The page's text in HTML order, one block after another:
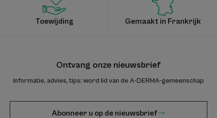
Toewijding Gemaakt in Frankrijk
Ontvang onze nieuwsbrief
Informatie, advies, tips: word lid van de A-DERMA-gemeenschap
Abonneer u op de nieuwsbrief